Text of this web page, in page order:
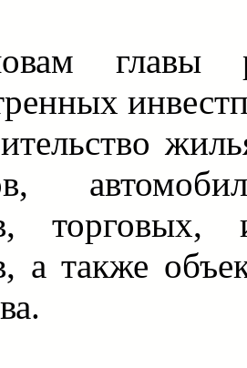
главы
торговых,
а также